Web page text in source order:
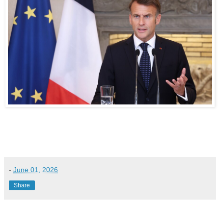
- June 01, 2026
Share